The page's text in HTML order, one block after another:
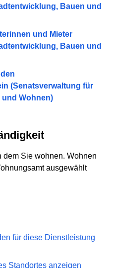
Bauen und
und Mieter
Bauen und
(Senatsverwaltung für
Wohnen)
dem Sie wohnen. Wohnen
ausgewählt
für diese Dienstleistung
Standortes anzeigen